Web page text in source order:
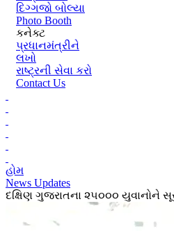
દિગ્ગજો બોલ્યા
Photo Booth
કનેક્ટ
પ્રધાનમંત્રીને
લખો
રાષ્ટ્રની સેવા કરો
Contact Us
હોમ
News Updates
દક્ષિણ ગુજરાતના ૨૫૦૦૦ યુવાનોને